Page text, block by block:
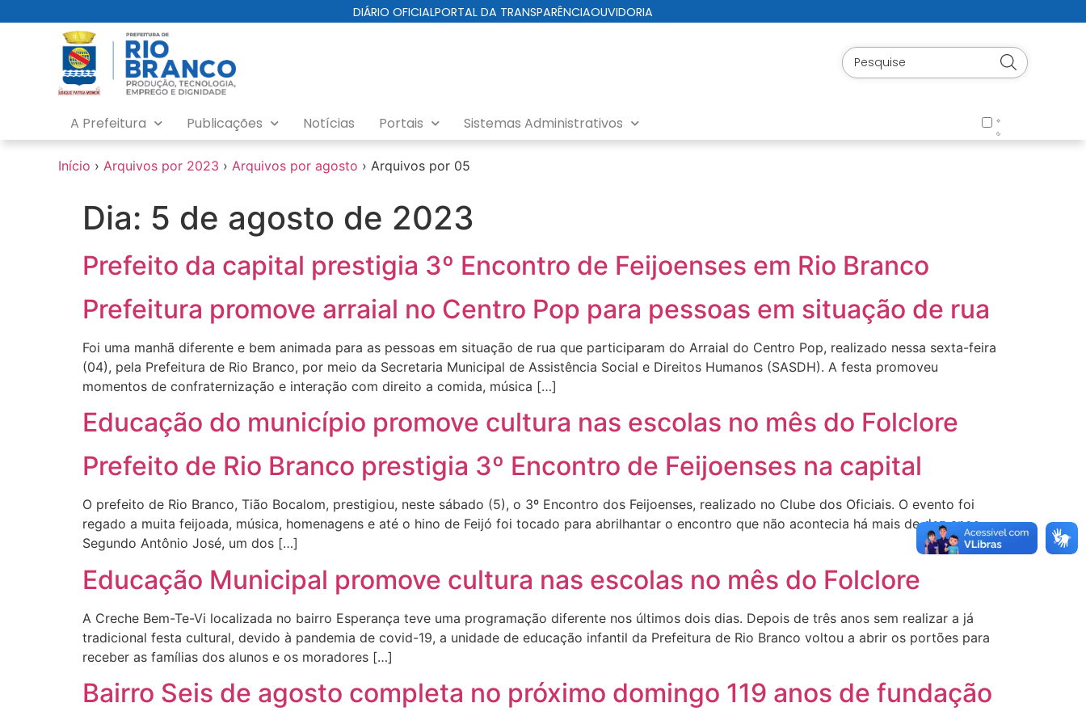
conteúdo
DIÁRIO OFICIALPORTAL DA TRANSPARÊNCIAOUVIDORIA
A Prefeitura Publicações Notícias Portais Sistemas Administrativos
Início › Arquivos por 2023 › Arquivos por agosto › Arquivos por 05
Dia: 5 de agosto de 2023
Prefeito da capital prestigia 3º Encontro de Feijoenses em Rio Branco
Prefeitura promove arraial no Centro Pop para pessoas em situação de rua
Foi uma manhã diferente e bem animada para as pessoas em situação de rua que participaram do Arraial do Centro Pop, realizado nessa sexta-feira
(04), pela Prefeitura de Rio Branco, por meio da Secretaria Municipal de Assistência Social e Direitos Humanos (SASDH). A festa promoveu
momentos de confraternização e interação com direito a comida, música […]
Educação do município promove cultura nas escolas no mês do Folclore
Prefeito de Rio Branco prestigia 3º Encontro de Feijoenses na capital
O prefeito de Rio Branco, Tião Bocalom, prestigiou, neste sábado (5), o 3º Encontro dos Feijoenses, realizado no Clube dos Oficiais. O evento foi
regado a muita feijoada, música, homenagens e até o hino de Feijó foi tocado para abrilhantar o encontro que não acontecia há mais de dez anos.
Segundo Antônio José, um dos […]
Educação Municipal promove cultura nas escolas no mês do Folclore
A Creche Bem-Te-Vi localizada no bairro Esperança teve uma programação diferente nos últimos dois dias. Depois de três anos sem realizar a já
tradicional festa cultural, devido à pandemia de covid-19, a unidade de educação infantil da Prefeitura de Rio Branco voltou a abrir os portões para
receber as famílias dos alunos e os moradores […]
Bairro Seis de agosto completa no próximo domingo 119 anos de fundação